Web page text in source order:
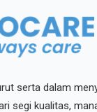
serta dalam
segi kualitas,